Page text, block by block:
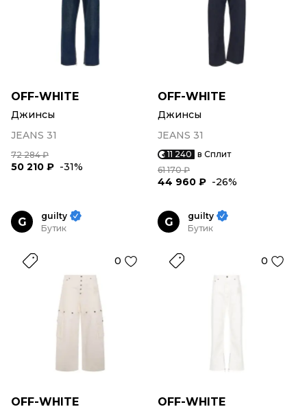
OFF-WHITE
Джинсы
JEANS 31
72 284 ₽
50 210 ₽ -31%
OFF-WHITE
Джинсы
JEANS 31
11 240 в Сплит
61 170 ₽
44 960 ₽ -26%
G
guilty
Бутик
0
OFF-WHITE
G
guilty
Бутик
0
OFF-WHITE